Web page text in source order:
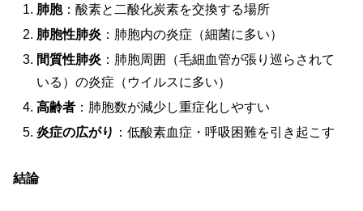
肺胞：酸素と二酸化炭素を交換する場所
肺胞性肺炎 ：肺胞内の炎症（細菌に多い）
間質性肺炎 ：肺胞周囲（毛細血管が張り巡らされて
いる）の炎症（ウイルスに多い）
高齢者 ：肺胞数が減少し重症化しやすい
炎症の広がり ：低酸素血症・呼吸困難を引き起こす
結論